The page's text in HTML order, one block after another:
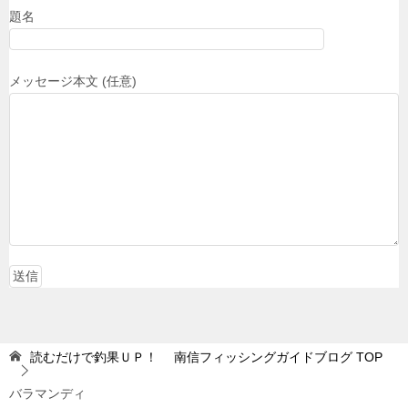
題名
メッセージ本文 (任意)
読むだけで釣果ＵＰ！ 南信フィッシングガイドブログ TOP
バラマンディ